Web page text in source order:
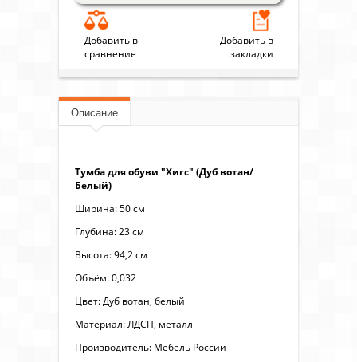
Добавить в
сравнение
Добавить в
закладки
Описание
Тумба для обуви "Хигс" (Дуб вотан/
Белый)
Ширина: 50 см
Глубина: 23 см
Высота: 94,2 см
Объём: 0,032
Цвет: Дуб вотан, белый
Материал: ЛДСП, металл
Производитель: Мебель России